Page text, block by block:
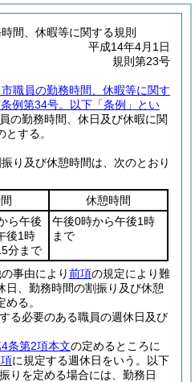
間、休暇等に関する規則
平成14年4月1日
規則第23号
職員の勤務時間、休暇等に関す
例第34号。以下「条例」とい
の勤務時間、休日及び休暇に関
する。
り及び休憩時間は、次のとおり
休憩時間
ら午後
後1時
分まで
午後0時から午後1時
まで
事由により前項の規定により難
日、勤務時間の割振り及び休憩
る。
る必要のある職員の週休日及び
条第2項本文の定めるところに
に規定する週休日をいう。以下
りを定める場合には、勤務日